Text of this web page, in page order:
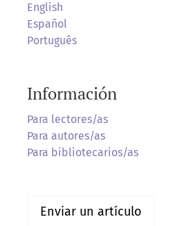
English
Español
Português
Información
Para lectores/as
Para autores/as
Para bibliotecarios/as
Enviar un artículo